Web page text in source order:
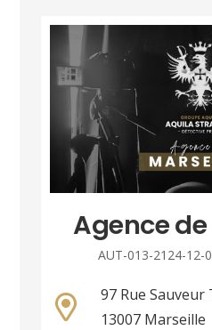
Agence
AUT-013-2124-12-
97 Rue Sauveur
13007 Marseille